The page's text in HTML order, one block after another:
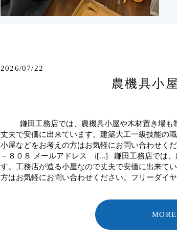
2026/07/22
農機具小
鎌田工務店では、農機具小屋や木材置き場も
丈夫で安価に出来ています。建築大工一級技能の
小屋などをお考えの方はお気軽にお問い合わせく
－８０８ メールアドレス i[...] 鎌田工務店では、
す。工務店が造る小屋なので丈夫で安価に出来て
方はお気軽にお問い合わせください。フリーダ
MORE